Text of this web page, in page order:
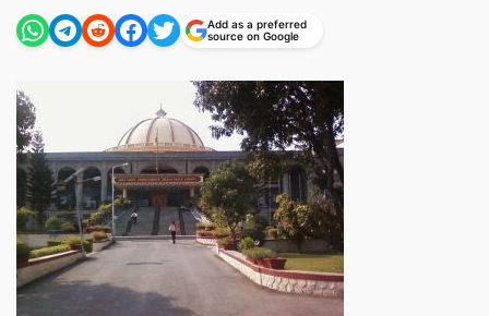
Add as a preferred
source on Google